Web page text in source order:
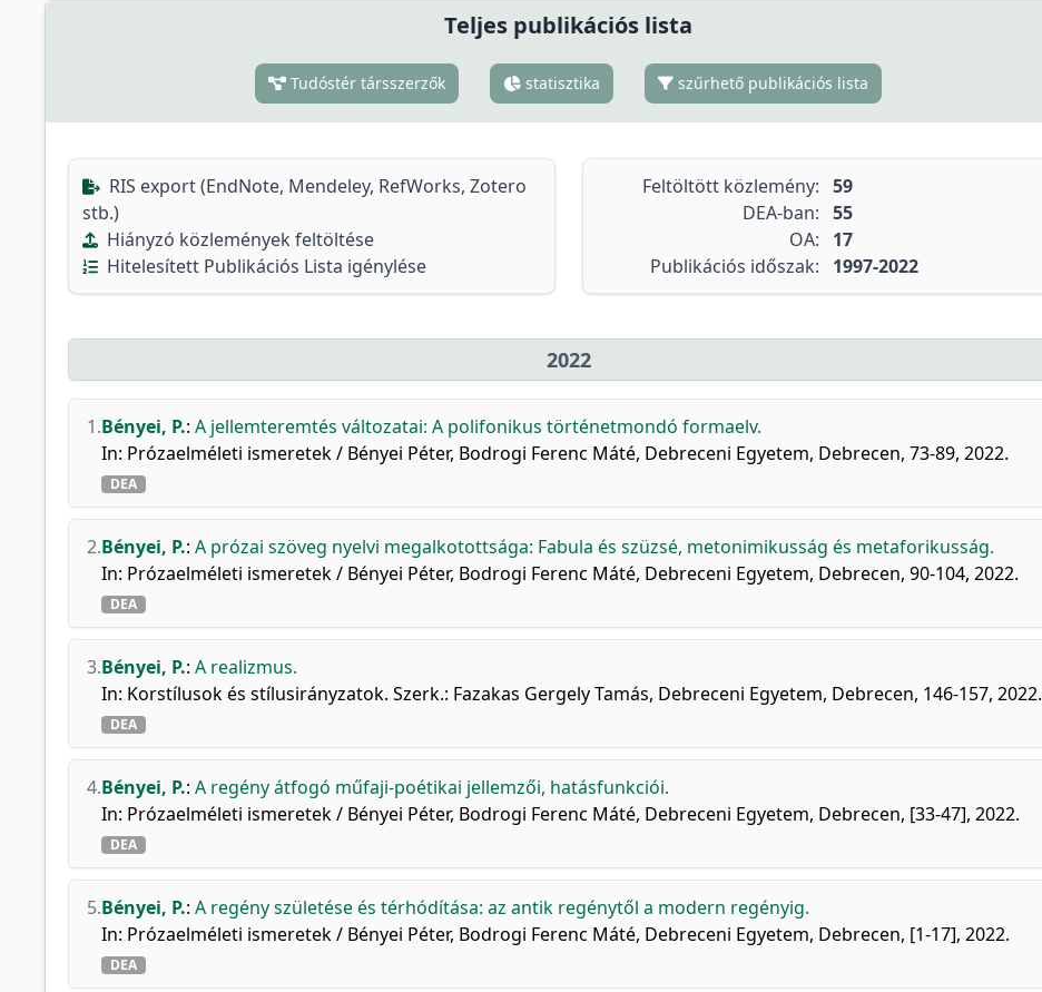
Teljes publikációs lista
Tudóstér társszerzők statisztika szűrhető publikációs lista
RIS export (EndNote, Mendeley, RefWorks, Zotero
stb.)
Hiányzó közlemények feltöltése
Hitelesített Publikációs Lista igénylése
Feltöltött közlemény: 59
DEA-ban: 55
OA:
17
Publikációs időszak:
1997-2022
2022
1.Bényei, P.: A jellemteremtés változatai: A polifonikus történetmondó formaelv.
In: Prózaelméleti ismeretek / Bényei Péter, Bodrogi Ferenc Máté, Debreceni Egyetem, Debrecen, 73-89, 2022.
DEA
2.Bényei, P.: A prózai szöveg nyelvi megalkotottsága: Fabula és szüzsé, metonimikusság és metaforikusság.
In: Prózaelméleti ismeretek / Bényei Péter, Bodrogi Ferenc Máté, Debreceni Egyetem, Debrecen, 90-104, 2022.
DEA
3.Bényei, P.: A realizmus.
In: Korstílusok és stílusirányzatok. Szerk.: Fazakas Gergely Tamás, Debreceni Egyetem, Debrecen, 146-157, 2022.
DEA
4.Bényei, P.: A regény átfogó műfaji-poétikai jellemzői, hatásfunkciói.
In: Prózaelméleti ismeretek / Bényei Péter, Bodrogi Ferenc Máté, Debreceni Egyetem, Debrecen, [33-47], 2022.
DEA
5.Bényei, P.: A regény születése és térhódítása: az antik regénytől a modern regényig.
In: Prózaelméleti ismeretek / Bényei Péter, Bodrogi Ferenc Máté, Debreceni Egyetem, Debrecen, [1-17], 2022.
DEA